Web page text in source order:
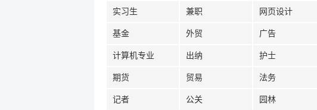
实习生 兼职 网页设计
基金 外贸 广告
计算机专业 出纳 护士
期货 贸易 法务
记者 公关 园林